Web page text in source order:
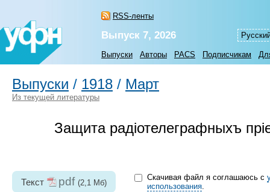
RSS-ленты
Выпуск 7, 2026
Выпуски Авторы PACS Подписчикам
Выпуски / 1918 / Март
Из текущей литературы
Защита радiотелеграфныхъ
Текст pdf (2,1 Мб)
Скачивая файл я соглашаюсь с
использования.